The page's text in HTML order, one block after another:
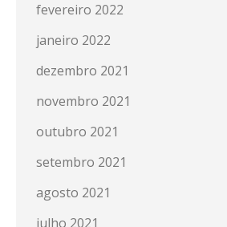
fevereiro 2022
janeiro 2022
dezembro 2021
novembro 2021
outubro 2021
setembro 2021
agosto 2021
julho 2021